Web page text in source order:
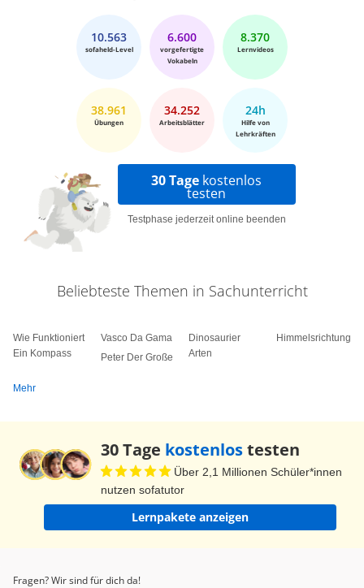
10.563
sofaheld-Level
6.600
vorgefertigte
Vokabeln
8.370
Lernvideos
38.961
Übungen
34.252
Arbeitsblätter
24h
Hilfe von
Lehrkräften
30 Tage kostenlos
testen
Testphase jederzeit online beenden
Beliebteste Themen in Sachunterricht
Wie Funktioniert
Ein Kompass
Vasco Da Gama
Peter Der Große
Dinosaurier
Arten
Himmelsrichtungen
Mehr
30 Tage kostenlostesten
Über 2,1 Millionen Schüler*innen
nutzen sofatutor
Lernpakete anzeigen
Fragen? Wir sind für dich da!